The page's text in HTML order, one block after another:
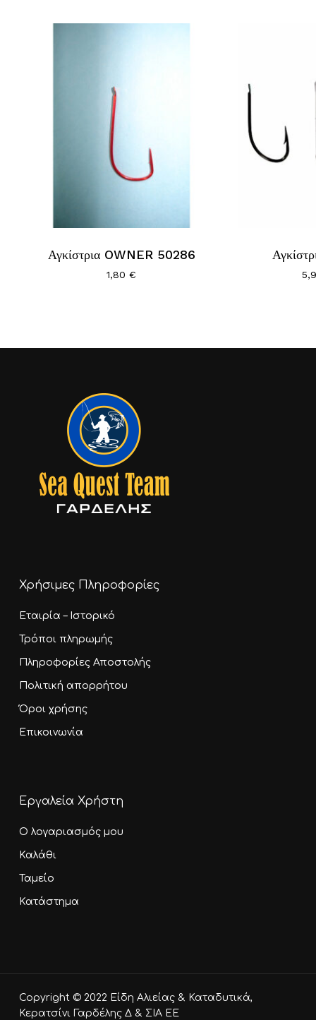
Υποσύνολο: 0,00€
Καλάθι
Αγκίστρια OWNER 50286
1,80€
Χρήσιμες Πληροφορίες
Εταιρία – Ιστορικό
Τρόποι πληρωμής
Πληροφορίες Αποστολής
Πολιτική απορρήτου
Όροι χρήσης
Επικοινωνία
Εργαλεία Χρήστη
Ο λογαριασμός μου
Καλάθι
Ταμείο
Κατάστημα
Copyright © 2022 Είδη Αλιείας & Καταδυτικά,
Κερατσίνι Γαρδέλης Δ & ΣΙΑ ΕΕ